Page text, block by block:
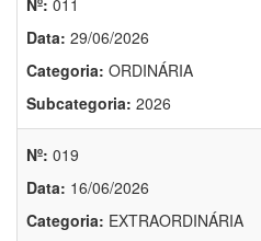
Nº: 011
Data: 29/06/2026
Categoria: ORDINÁRIA
Subcategoria: 2026
Nº: 019
Data: 16/06/2026
Categoria: EXTRAORDINÁRIA